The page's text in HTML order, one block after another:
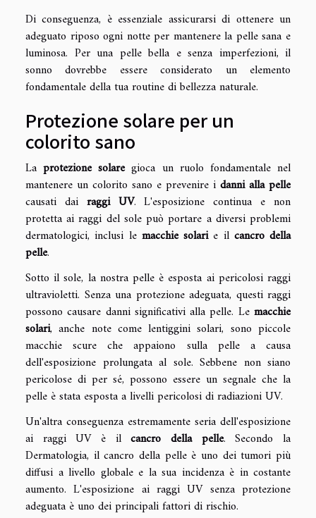
Di conseguenza, è essenziale assicurarsi di ottenere un
adeguato riposo ogni notte per mantenere la pelle sana e
luminosa. Per una pelle bella e senza imperfezioni, il
sonno dovrebbe essere considerato un elemento
fondamentale della tua routine di bellezza naturale.
Protezione solare per un
colorito sano
Laprotezione solaregioca un ruolo fondamentale nel
mantenere un colorito sano e prevenire i danni alla pelle
causati dai raggi UV. L'esposizione continua e non
protetta ai raggi del sole può portare a diversi problemi
dermatologici, inclusi le macchie solarie il cancro della
pelle.
Sotto il sole, la nostra pelle è esposta ai pericolosi raggi
ultravioletti. Senza una protezione adeguata, questi raggi
possono causare danni significativi alla pelle. Le macchie
solari, anche note come lentiggini solari, sono piccole
macchie scure che appaiono sulla pelle a causa
dell'esposizione prolungata al sole. Sebbene non siano
pericolose di per sé, possono essere un segnale che la
pelle è stata esposta a livelli pericolosi di radiazioni UV.
Un'altra conseguenza estremamente seria dell'esposizione
ai raggi UV è ilcancro della pelle. Secondo la
Dermatologia, il cancro della pelle è uno dei tumori più
diffusi a livello globale e la sua incidenza è in costante
aumento. L'esposizione ai raggi UV senza protezione
adeguata è uno dei principali fattori di rischio.